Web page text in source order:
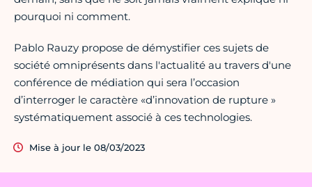
pourquoi ni comment.
Pablo Rauzy propose de démystifier ces sujets de
société omniprésents dans l'actualité au travers d'une
conférence de médiation qui sera l’occasion
d’interroger le caractère «d’innovation de rupture »
systématiquement associé à ces technologies.
Mise à jour le 08/03/2023